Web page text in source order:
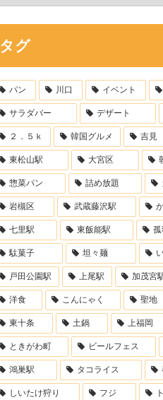
タグ
パン 川口 イベント
サラダバー デザート
２．５ｋ 韓国グルメ 吉見
東松山駅 大宮区
惣菜パン 詰め放題
岩槻区 武蔵藤沢駅
七里駅 東飯能駅 孤
駄菓子 坦々麺
戸田公園駅 上尾駅 加茂宮
洋食 こんにゃく 聖地
東十条 土鍋 上福岡
ときがわ町 ビールフェス
鴻巣駅 タコライス
しいたけ狩り フジ